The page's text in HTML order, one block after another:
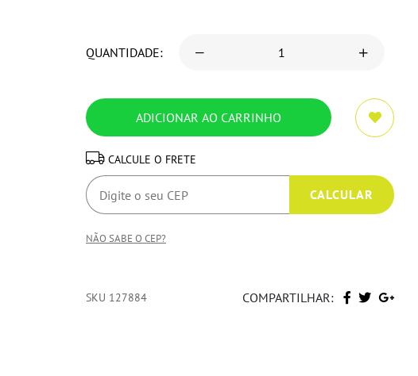
QUANTIDADE:
CALCULE O FRETE
NÃO SABE O CEP?
SKU 127884 COMPARTILHAR: